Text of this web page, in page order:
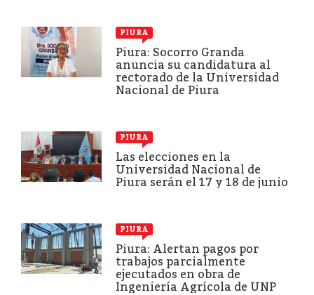
PIURA
Piura: Socorro Granda
anuncia su candidatura al
rectorado de la Universidad
Nacional de Piura
PIURA
Las elecciones en la
Universidad Nacional de
Piura serán el 17 y 18 de junio
PIURA
Piura: Alertan pagos por
trabajos parcialmente
ejecutados en obra de
Ingeniería Agrícola de UNP